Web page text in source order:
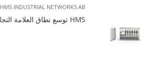
HMS INDUSTRIAL NETWORKS AB
HMS توسع نطاق العلامة التجارية ANYBUS بـ ANYBUS DIAGNOSTICS